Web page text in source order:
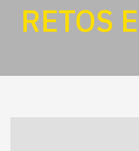
RETOS